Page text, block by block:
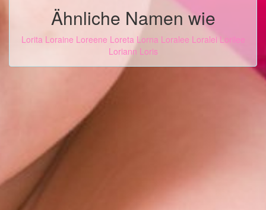
Ähnliche Namen wie
Lorita Loraine Loreene Loreta Lorna Loralee Loralei Lorilee
Loriann Loris